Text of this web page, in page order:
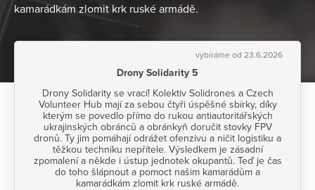
kamarádkám zlomit krk ruské armádě.
vybíráme od 23.6.2026
Drony Solidarity 5
Drony Solidarity se vrací! Kolektiv Solidrones a Czech
Volunteer Hub mají za sebou čtyři úspěšné sbírky, díky
kterým se povedlo přímo do rukou antiautoritářských
ukrajinských obránců a obránkyň doručit stovky FPV
dronů. Ty jim pomáhají odrážet ofenzivu a ničit logistiku a
těžkou techniku nepřítele. Výsledkem je zásadní
zpomalení a někde i ústup jednotek okupantů. Teď je čas
do toho šlápnout a pomoct našim kamarádům a
kamarádkám zlomit krk ruské armádě.